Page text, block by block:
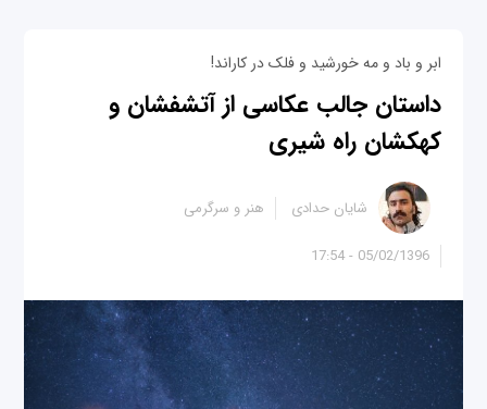
ابر و باد و مه خورشید و فلک در کاراند!
داستان جالب عکاسی از آتشفشان و
کهکشان راه شیری
05/02/1396 - 17:54
شایان حدادی هنر و سرگرمی